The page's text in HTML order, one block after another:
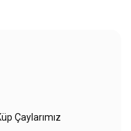
Çaylarımız